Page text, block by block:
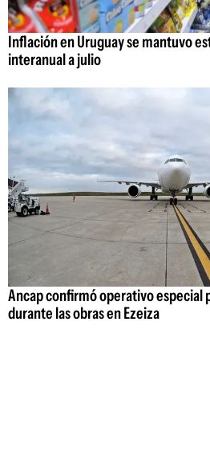
Inflación en Uruguay se mantuvo
interanual a julio
Ancap confirmó operativo especial
durante las obras en Ezeiza